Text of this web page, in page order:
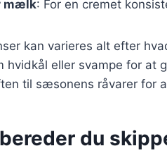
mælk: For en cremet
kan varieres alt efter
hvidkål eller svampe for at
til sæsonens råvarer for
du